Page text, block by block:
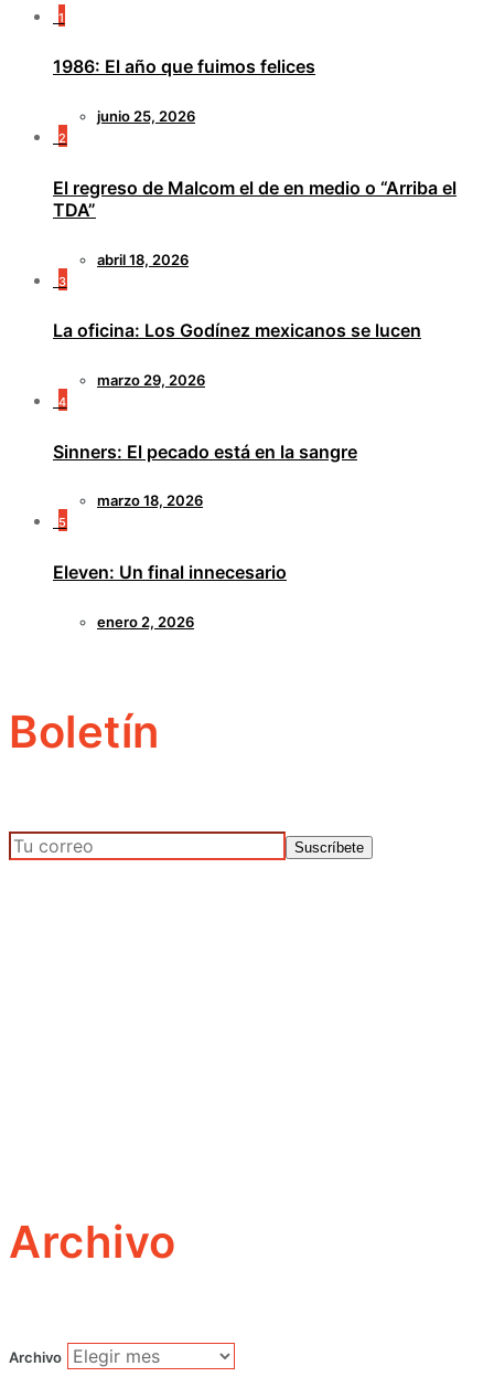
1
1986: El año que fuimos felices
junio 25, 2026
2
El regreso de Malcom el de en medio o “Arriba el
TDA”
abril 18, 2026
3
La oficina: Los Godínez mexicanos se lucen
marzo 29, 2026
4
Sinners: El pecado está en la sangre
marzo 18, 2026
5
Eleven: Un final innecesario
enero 2, 2026
Boletín
Archivo
Archivo